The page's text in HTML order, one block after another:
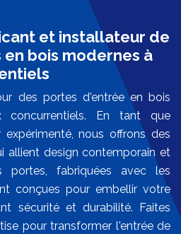
et installateur de
bois modernes à
des portes d'entrée en bois
En tant que
nous offrons des
allient design contemporain et
portes, fabriquées avec les
conçues pour embellir votre
sécurité et durabilité. Faites
pour transformer l'entrée de